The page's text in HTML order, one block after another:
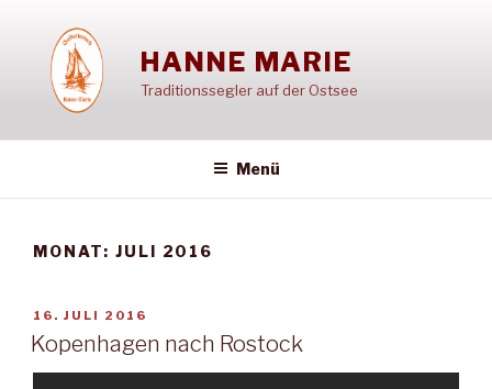
springen
HANNE MARIE
Traditionssegler auf der Ostsee
Menü
MONAT: JULI 2016
VERÖFFENTLICHT
AM
16. JULI 2016
Kopenhagen nach Rostock